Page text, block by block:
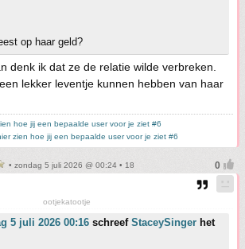
op haar geld?
denk ik dat ze de relatie wilde verbreken.
lekker leventje kunnen hebben van haar
hoe jij een bepaalde user voor je ziet #6
zien hoe jij een bepaalde user voor je ziet #6
• zondag 5 juli 2026 @ 00:24 • 18
ootjekatootje
5 juli 2026 00:16 schreef StaceySinger het